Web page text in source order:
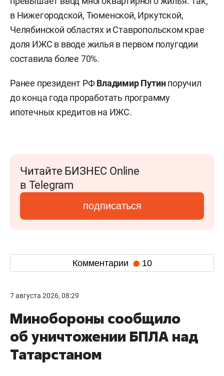
в Нижегородской, Тюменской, Иркутской,
Челябинской областях и Ставропольском крае
доля ИЖС в вводе жилья в первом полугодии
составила более 70%.
Ранее президент РФВладимир Путинпоручил
до конца года проработать программу
ипотечных кредитов на ИЖС.
Читайте БИЗНЕС Online
в Telegram
подписаться
Комментарии 10
7 августа 2026, 08:29
Минобороны сообщило
об уничтожении БПЛА над
Татарстаном